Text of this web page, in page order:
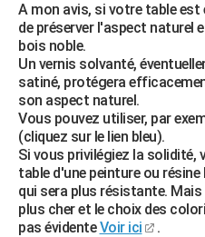
Bricolage
Lifestyle
Culture
Sport
Auto
Television
Voyage
Cinema
A mon avis, si votre table est
de préserver l'aspect naturel
bois noble.
Un vernis solvanté,
satiné, protégera
son aspect naturel.
Vous pouvez utiliser, par
(cliquez sur le lien bleu).
Si vous privilégiez la solidité,
table d'une peinture ou
qui sera plus résistante.
plus cher et le choix des
pas évidenteVoir ici .